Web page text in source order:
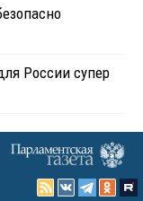
России супер